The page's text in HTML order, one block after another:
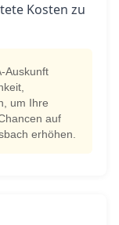
Kosten zu
Auskunft
um Ihre
auf
erhöhen.